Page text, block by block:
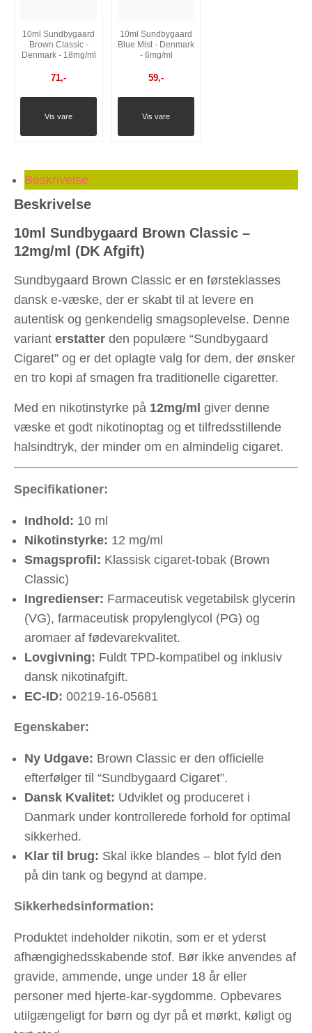
10ml Sundbygaard
Brown Classic -
Denmark - 18mg/ml
71,-
Vis vare
10ml Sundbygaard
Blue Mist - Denmark
- 6mg/ml
59,-
Vis vare
Beskrivelse
Beskrivelse
10ml Sundbygaard Brown Classic –
12mg/ml (DK Afgift)
Sundbygaard Brown Classic er en førsteklasses
dansk e-væske, der er skabt til at levere en
autentisk og genkendelig smagsoplevelse. Denne
variant erstatter den populære “Sundbygaard
Cigaret” og er det oplagte valg for dem, der ønsker
en tro kopi af smagen fra traditionelle cigaretter.
Med en nikotinstyrke på 12mg/ml giver denne
væske et godt nikotinoptag og et tilfredsstillende
halsindtryk, der minder om en almindelig cigaret.
Specifikationer:
Indhold: 10 ml
Nikotinstyrke: 12 mg/ml
Smagsprofil: Klassisk cigaret-tobak (Brown
Classic)
Ingredienser: Farmaceutisk vegetabilsk glycerin
(VG), farmaceutisk propylenglycol (PG) og
aromaer af fødevarekvalitet.
Lovgivning: Fuldt TPD-kompatibel og inklusiv
dansk nikotinafgift.
EC-ID: 00219-16-05681
Egenskaber:
Ny Udgave: Brown Classic er den officielle
efterfølger til “Sundbygaard Cigaret”.
Dansk Kvalitet: Udviklet og produceret i
Danmark under kontrollerede forhold for optimal
sikkerhed.
Klar til brug: Skal ikke blandes – blot fyld den
på din tank og begynd at dampe.
Sikkerhedsinformation:
Produktet indeholder nikotin, som er et yderst
afhængighedsskabende stof. Bør ikke anvendes af
gravide, ammende, unge under 18 år eller
personer med hjerte-kar-sygdomme. Opbevares
utilgængeligt for børn og dyr på et mørkt, køligt og